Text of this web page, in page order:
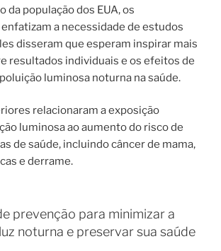
da população dos EUA, os
a necessidade de estudos
disseram que esperam inspirar mais
resultados individuais e os efeitos de
luminosa noturna na saúde.
relacionaram a exposição
luminosa ao aumento do risco de
de saúde, incluindo câncer de mama,
e derrame.
prevenção para minimizar a
noturna e preservar sua saúde